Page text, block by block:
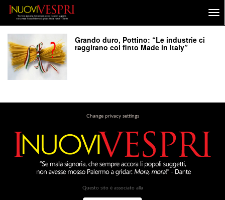
Grando duro, Pottino: “Le industrie ci
raggirano col finto Made in Italy”
Change privacy settings
Questo sito è associato alla